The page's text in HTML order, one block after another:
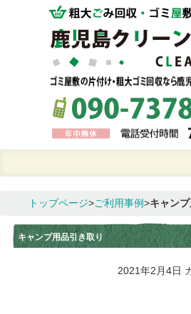
トップページ>ご利用事例>キャン
キャンプ用品引き取り
2021年2月4日